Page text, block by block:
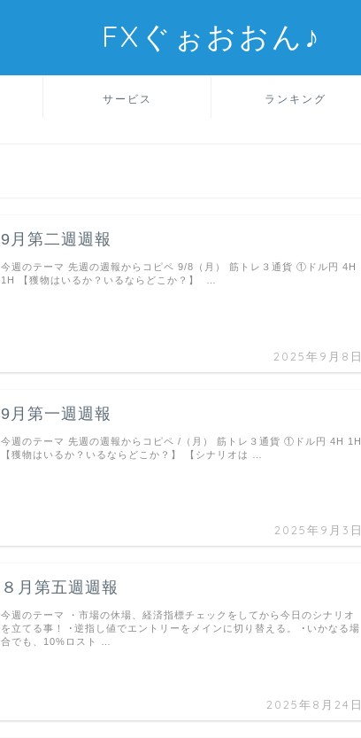
FXぐぉおおん♪
サービス ランキング
9月第二週週報
2025年9月8日
今週のテーマ 先週の週報からコピペ 9/8（月） 筋トレ３通貨 ①ドル円 4H
1H 【獲物はいるか？いるならどこか？】 …
9月第一週週報
2025年9月3日
今週のテーマ 先週の週報からコピペ /（月） 筋トレ３通貨 ①ドル円 4H 1H
【獲物はいるか？いるならどこか？】 【シナリオは …
８月第五週週報
2025年8月24日
今週のテーマ ・市場の休場、経済指標チェックをしてから今日のシナリオ
を立てる事！ ･逆指し値でエントリーをメインに切り替える。 ･いかなる場
合でも、10%ロスト …